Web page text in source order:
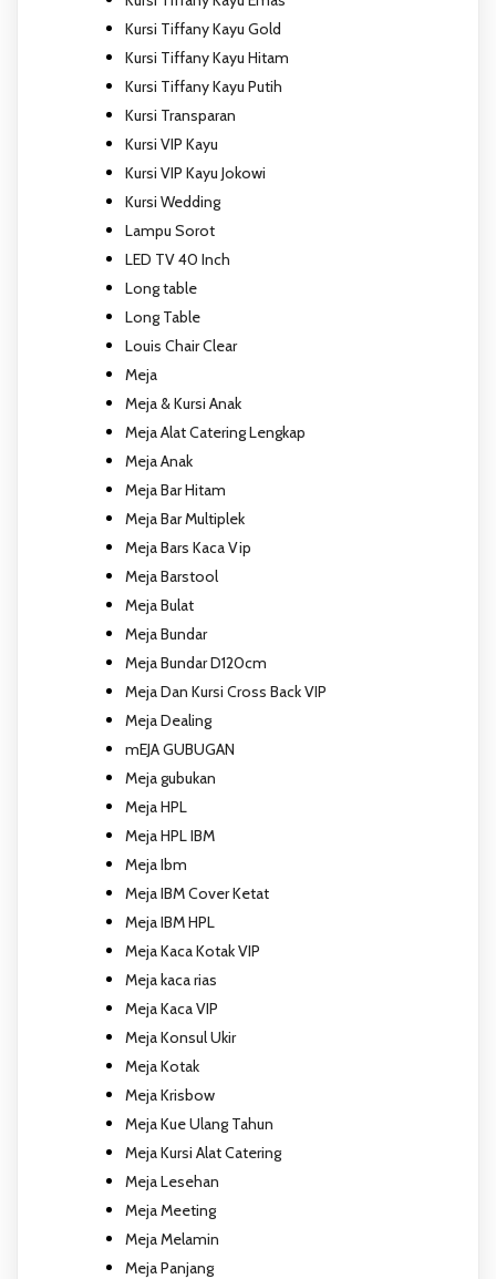
Kursi Tiffany Kayu Gold
Kursi Tiffany Kayu Hitam
Kursi Tiffany Kayu Putih
Kursi Transparan
Kursi VIP Kayu
Kursi VIP Kayu Jokowi
Kursi Wedding
Lampu Sorot
LED TV 40 Inch
Long table
Long Table
Louis Chair Clear
Meja
Meja & Kursi Anak
Meja Alat Catering Lengkap
Meja Anak
Meja Bar Hitam
Meja Bar Multiplek
Meja Bars Kaca Vip
Meja Barstool
Meja Bulat
Meja Bundar
Meja Bundar D120cm
Meja Dan Kursi Cross Back VIP
Meja Dealing
mEJA GUBUGAN
Meja gubukan
Meja HPL
Meja HPL IBM
Meja Ibm
Meja IBM Cover Ketat
Meja IBM HPL
Meja Kaca Kotak VIP
Meja kaca rias
Meja Kaca VIP
Meja Konsul Ukir
Meja Kotak
Meja Krisbow
Meja Kue Ulang Tahun
Meja Kursi Alat Catering
Meja Lesehan
Meja Meeting
Meja Melamin
Meja Panjang